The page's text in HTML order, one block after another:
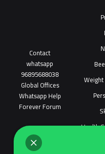
Health
Contact
whatsapp
96895688038
Global Offices
Whatsapp Help
Forever Forum